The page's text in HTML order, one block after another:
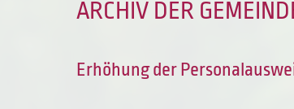
ARCHIV DER
Erhöhung der